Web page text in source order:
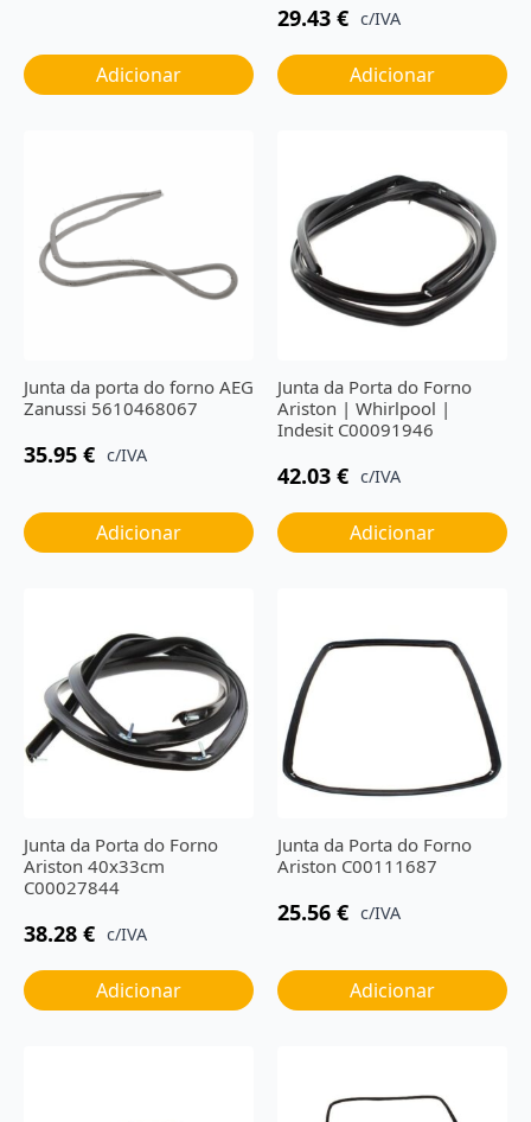
Adicionar
29.43 € c/IVA
Adicionar
Junta da porta do forno AEG
Zanussi 5610468067
35.95 € c/IVA
Adicionar
Junta da Porta do Forno
Ariston | Whirlpool |
Indesit C00091946
42.03 € c/IVA
Adicionar
Junta da Porta do Forno
Ariston 40x33cm
C00027844
38.28 € c/IVA
Adicionar
Junta da Porta do Forno
Ariston C00111687
25.56 € c/IVA
Adicionar